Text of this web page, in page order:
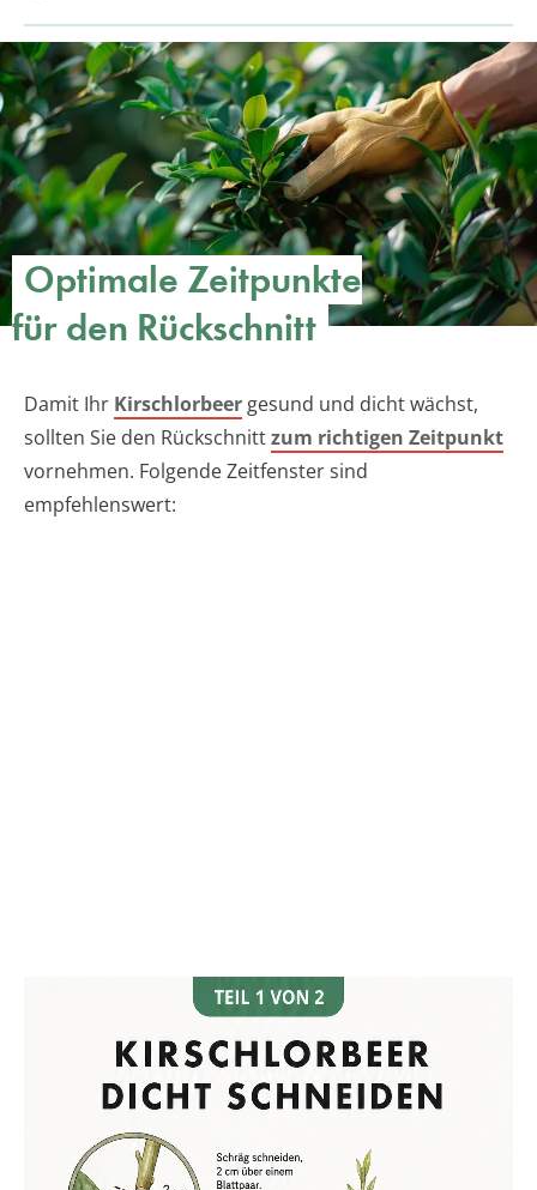
Optimale Zeitpunkte
für den Rückschnitt
Damit Ihr Kirschlorbeer gesund und dicht wächst,
sollten Sie den Rückschnittzum richtigen Zeitpunkt
vornehmen. Folgende Zeitfenster sind
empfehlenswert: